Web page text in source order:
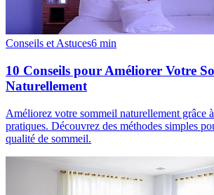
Conseils et Astuces6 min
10 Conseils pour Améliorer Votre
Naturellement
Améliorez votre sommeil naturellement grâce
pratiques. Découvrez des méthodes simples
qualité de sommeil.